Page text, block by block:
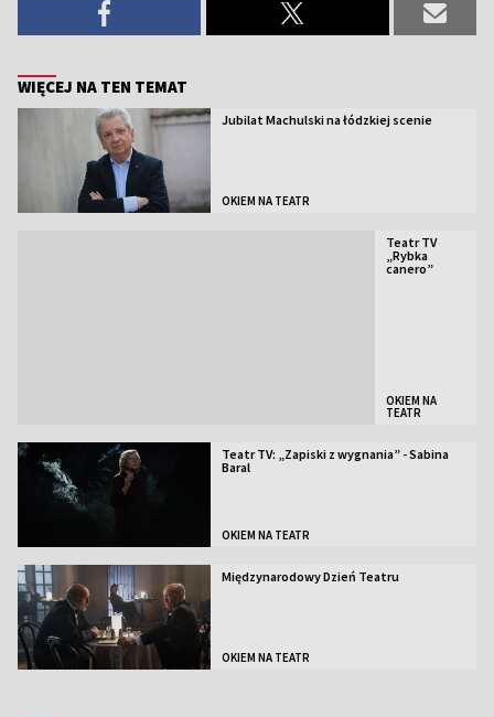
WIĘCEJ NA TEN TEMAT
Jubilat Machulski na łódzkiej scenie
OKIEM NA TEATR
Teatr TV
„Rybka
canero”
OKIEM NA
TEATR
Teatr TV: „Zapiski z wygnania” - Sabina
Baral
OKIEM NA TEATR
Międzynarodowy Dzień Teatru
OKIEM NA TEATR